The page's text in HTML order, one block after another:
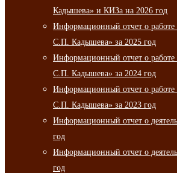
Кадышева» и КИЗа на 2026 год
Информационный отчет о
С.П. Кадышева» за 2025 год
Информационный отчет о
С.П. Кадышева» за 2024 год
Информационный отчет о
С.П. Кадышева» за 2023 год
Информационный отчет о
год
Информационный отчет о
год